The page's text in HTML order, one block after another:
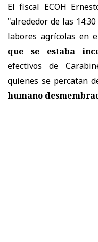
El fiscal ECOH
"alrededor de las
labores agrícolas en
que se estaba
efectivos de
quienes se percatan
humano